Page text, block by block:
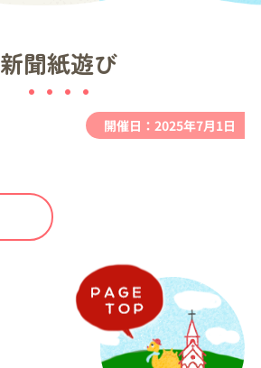
新聞紙遊び
開催日：2025年7月1日